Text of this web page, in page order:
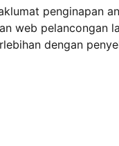
penginapan
web pelancongan
dengan